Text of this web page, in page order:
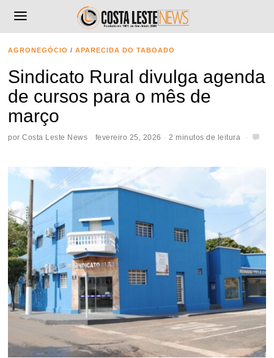
AGRONEGÓCIO / APARECIDA DO TABOADO
Sindicato Rural divulga agenda
de cursos para o mês de
março
porCosta Leste News fevereiro 25, 2026 2 minutos de leitura